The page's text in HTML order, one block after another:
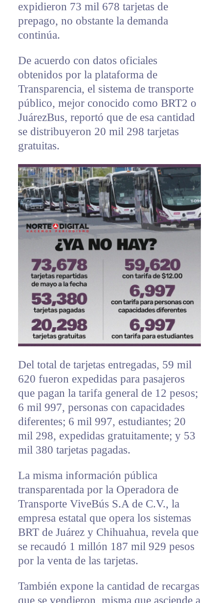
expidieron 73 mil 678 tarjetas de
prepago, no obstante la demanda
continúa.
De acuerdo con datos oficiales
obtenidos por la plataforma de
Transparencia, el sistema de transporte
público, mejor conocido como BRT2 o
JuárezBus, reportó que de esa cantidad
se distribuyeron 20 mil 298 tarjetas
gratuitas.
Del total de tarjetas entregadas, 59 mil
620 fueron expedidas para pasajeros
que pagan la tarifa general de 12 pesos;
6 mil 997, personas con capacidades
diferentes; 6 mil 997, estudiantes; 20
mil 298, expedidas gratuitamente; y 53
mil 380 tarjetas pagadas.
La misma información pública
transparentada por la Operadora de
Transporte ViveBús S.A de C.V., la
empresa estatal que opera los sistemas
BRT de Juárez y Chihuahua, revela que
se recaudó 1 millón 187 mil 929 pesos
por la venta de las tarjetas.
También expone la cantidad de recargas
que se vendieron, misma que asciende a